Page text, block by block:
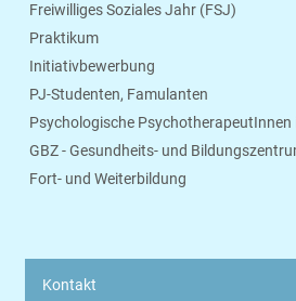
Freiwilliges Soziales Jahr (FSJ)
Praktikum
Initiativbewerbung
PJ-Studenten, Famulanten
Psychologische PsychotherapeutInnen
GBZ - Gesundheits- und
Fort- und Weiterbildung
Kontakt